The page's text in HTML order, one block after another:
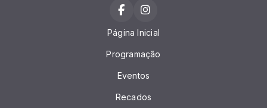
Página Inicial
Programação
Eventos
Recados